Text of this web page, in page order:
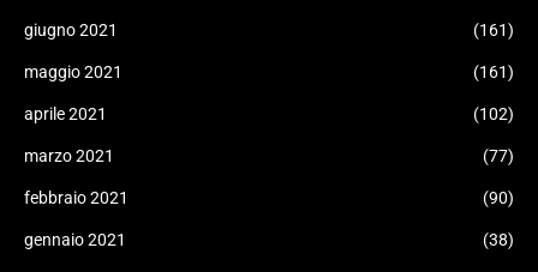
giugno 2021 (161)
maggio 2021 (161)
aprile 2021 (102)
marzo 2021 (77)
febbraio 2021 (90)
gennaio 2021 (38)